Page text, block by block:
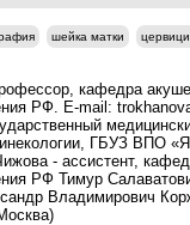
шейка матки
кафедра
РФ. E-mail:
ГБУЗ ВПО
- ассистент,
РФ Тимур
Владимирович